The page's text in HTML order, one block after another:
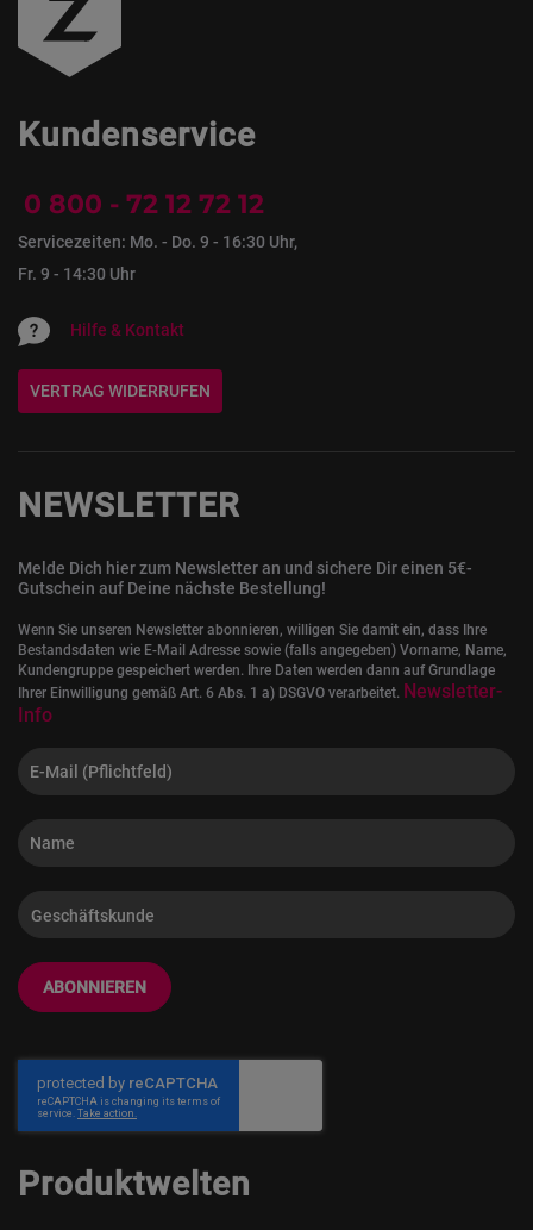
Kundenservice
0 800 - 72 12 72 12
Servicezeiten: Mo. - Do. 9 - 16:30 Uhr,
Fr. 9 - 14:30 Uhr
Hilfe & Kontakt
VERTRAG WIDERRUFEN
NEWSLETTER
Melde Dich hier zum Newsletter an und sichere Dir einen 5€-
Gutschein auf Deine nächste Bestellung!
Wenn Sie unseren Newsletter abonnieren, willigen Sie damit ein, dass Ihre
Bestandsdaten wie E-Mail Adresse sowie (falls angegeben) Vorname, Name,
Kundengruppe gespeichert werden. Ihre Daten werden dann auf Grundlage
Ihrer Einwilligung gemäß Art. 6 Abs. 1 a) DSGVO verarbeitet. Newsletter-
Info
ABONNIEREN
Produktwelten